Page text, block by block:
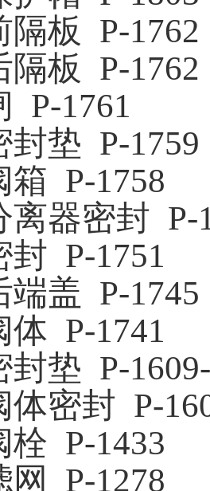
隔板 P-1762
隔板 P-1762
P-1761
封垫 P-1759
箱 P-1758
离器密封 P-
封 P-1751
端盖 P-1745
体 P-1741
封垫 P-
体密封 P-
栓 P-1433
网
P-1278